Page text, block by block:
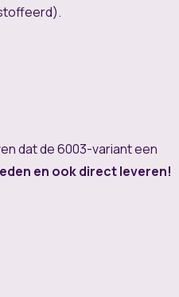
dat de 6003-variant een
en ook direct leveren!